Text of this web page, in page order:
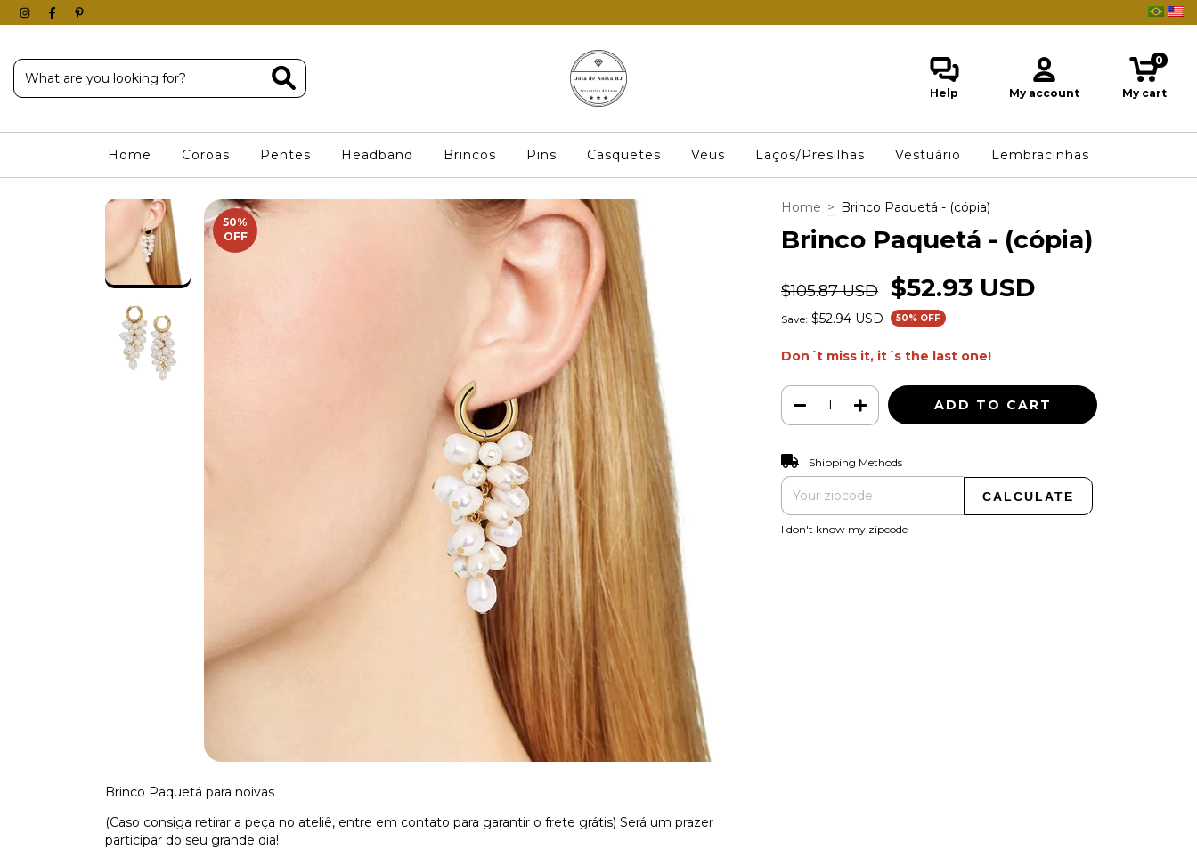
Help My account My cart
0
Home Coroas Pentes Headband Brincos Pins Casquetes Véus Laços/Presilhas Vestuário Lembracinhas
50%
OFF
Brinco Paquetá para noivas
(Caso consiga retirar a peça no ateliê, entre em contato para garantir o frete grátis) Será um prazer
participar do seu grande dia!
Home > Brinco Paquetá - (cópia)
Brinco Paquetá - (cópia)
$105.87 USD $52.93 USD
Save: $52.94 USD 50% OFF
Don´t miss it, it´s the last one!
Shipping for zipcode:
Shipping Methods
CALCULATE
I don't know my zipcode